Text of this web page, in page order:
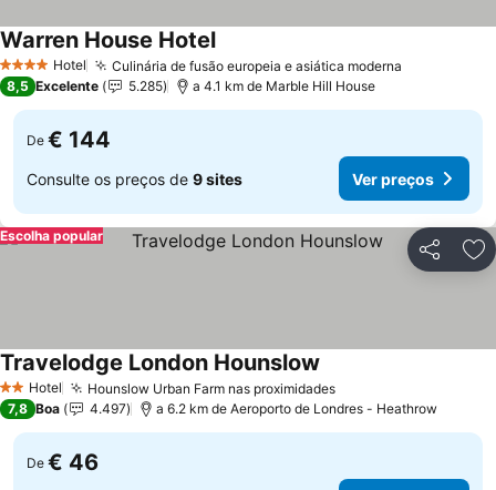
4 EstrelasHotel Culinária de fusão europeia e asiática moderna
Warren House HotelVer preços
8,5 Excelente 5.285 a 4.1 km de Marble Hill House
De € 144
Consulte os preços de 9 sites Ver preços
Partilhar
Escolha popular
2 Estrelas
Hotel Hounslow Urban Farm nas proximidadesVer preços
Travelodge London Hounslow
7,8 Boa 4.497 a 6.2 km de Aeroporto de Londres - Heathrow
De € 46